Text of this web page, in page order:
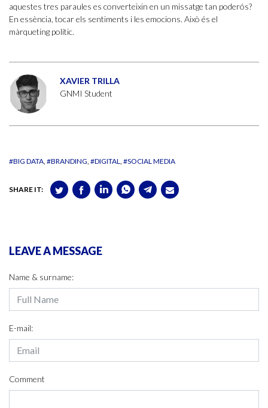
aquestes tres paraules es converteixin en un missatge tan poderós?
En essència, tocar els sentiments i les emocions. Això és el
màrqueting polític.
XAVIER TRILLA
GNMI Student
#BIG DATA #BRANDING #DIGITAL #SOCIAL MEDIA
SHARE IT:
LEAVE A MESSAGE
Name & surname:
E-mail:
Comment